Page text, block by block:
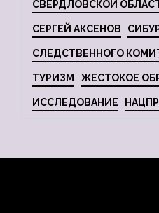
СВЕРДЛОВСКОЙ
СЕРГЕЙ АКСЕНОВ
СЛЕДСТВЕННОГО
ТУРИЗМ ЖЕСТОКОЕ
ИССЛЕДОВАНИЕ